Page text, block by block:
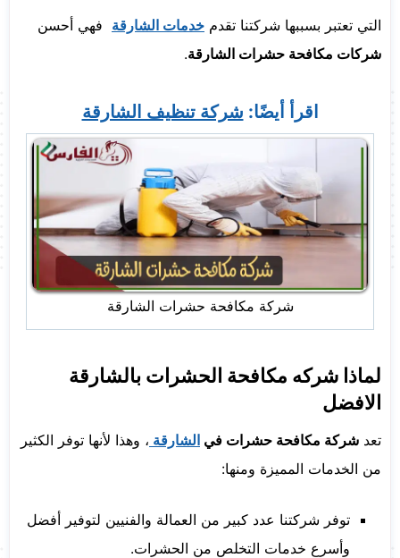
التي تعتبر بسببها شركتنا تقدم خدمات الشارقة فهي أحسن
شركات مكافحة حشرات الشارقة.
اقرأ أيضًا: شركة تنظيف الشارقة
شركة مكافحة حشرات الشارقة
لماذا شركه مكافحة الحشرات بالشارقة
الافضل
تعد شركة مكافحة حشرات في الشارقة ، وهذا لأنها توفر الكثير
من الخدمات المميزة ومنها:
توفر شركتنا عدد كبير من العمالة والفنيين لتوفير أفضل
وأسرع خدمات التخلص من الحشرات.